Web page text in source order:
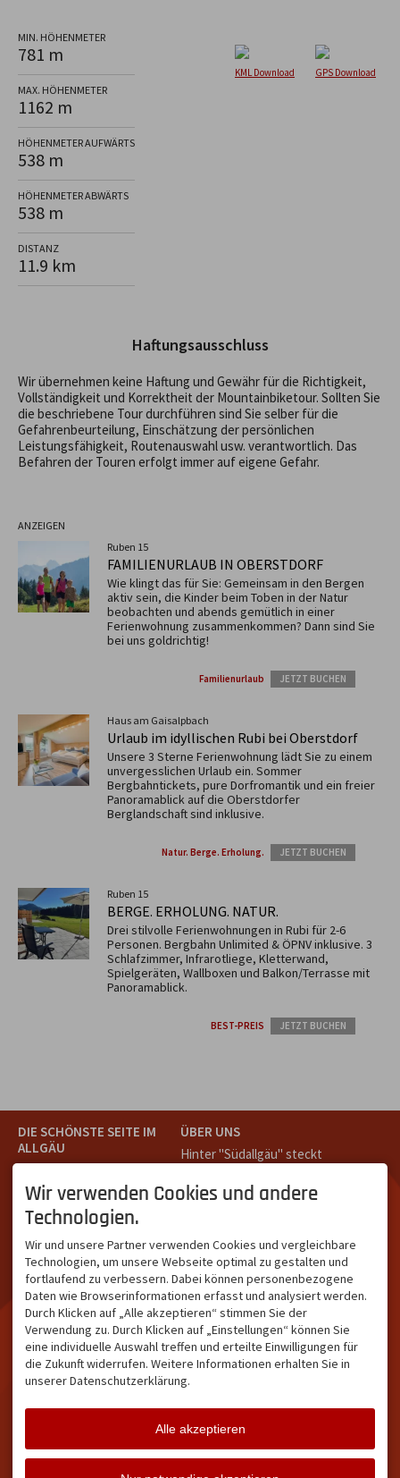
MIN. HÖHENMETER
781 m
MAX. HÖHENMETER
1162 m
HÖHENMETER AUFWÄRTS
538 m
HÖHENMETER ABWÄRTS
538 m
DISTANZ
11.9 km
GPS Download
KML Download
Haftungsausschluss
Wir übernehmen keine Haftung und Gewähr für die Richtigkeit,
Vollständigkeit und Korrektheit der Mountainbiketour. Sollten Sie
die beschriebene Tour durchführen sind Sie selber für die
Gefahrenbeurteilung, Einschätzung der persönlichen
Leistungsfähigkeit, Routenauswahl usw. verantwortlich. Das
Befahren der Touren erfolgt immer auf eigene Gefahr.
ANZEIGEN
Ruben 15
FAMILIENURLAUB IN OBERSTDORF
Wie klingt das für Sie: Gemeinsam in den Bergen
aktiv sein, die Kinder beim Toben in der Natur
beobachten und abends gemütlich in einer
Ferienwohnung zusammenkommen? Dann sind Sie
bei uns goldrichtig!
Familienurlaub JETZT BUCHEN
Haus am Gaisalpbach
Urlaub im idyllischen Rubi bei Oberstdorf
Unsere 3 Sterne Ferienwohnung lädt Sie zu einem
unvergesslichen Urlaub ein. Sommer
Bergbahntickets, pure Dorfromantik und ein freier
Panoramablick auf die Oberstdorfer
Berglandschaft sind inklusive.
Natur. Berge. Erholung. JETZT BUCHEN
Ruben 15
BERGE. ERHOLUNG. NATUR.
Drei stilvolle Ferienwohnungen in Rubi für 2-6
Personen. Bergbahn Unlimited & ÖPNV inklusive. 3
Schlafzimmer, Infrarotliege, Kletterwand,
Spielgeräten, Wallboxen und Balkon/Terrasse mit
Panoramablick.
BEST-PREIS JETZT BUCHEN
DIE SCHÖNSTE SEITE IM
ALLGÄU
Teil des Oberallgäus. Es
verbindet die Tourismus-
Destinationen Oberstdorf,
Kleinwalsertal und beliebte
Urlaubsziele wie die
Hörnerdörfer, Alpsee-
Grünten, Oberstaufen oder
Wertach im Allgäu.
ÜBER UNS
Hinter "Südallgäu" steckt
Oberstdorf.
Unser Ziel ist ein attraktives
Leistungsträger im
südlichen Oberallgäu eine
starke Plattform bietet.
NETZWERK & REICHWEITE
ca. 36.700 Abos bei
Instagram
Facebook Instagram Twitter
Wir verwenden Cookies und andere
Technologien.
Wir und unsere Partner verwenden Cookies und vergleichbare
Technologien, um unsere Webseite optimal zu gestalten und
fortlaufend zu verbessern. Dabei können personenbezogene
Daten wie Browserinformationen erfasst und analysiert werden.
Durch Klicken auf „Alle akzeptieren“ stimmen Sie der
Verwendung zu. Durch Klicken auf „Einstellungen“ können Sie
eine individuelle Auswahl treffen und erteilte Einwilligungen für
die Zukunft widerrufen. Weitere Informationen erhalten Sie in
unserer Datenschutzerklärung.
Alle akzeptieren